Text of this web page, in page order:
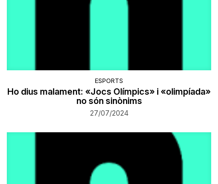
ESPORTS
Ho dius malament: «Jocs Olímpics» i «olimpíada»
no són sinònims
27/07/2024